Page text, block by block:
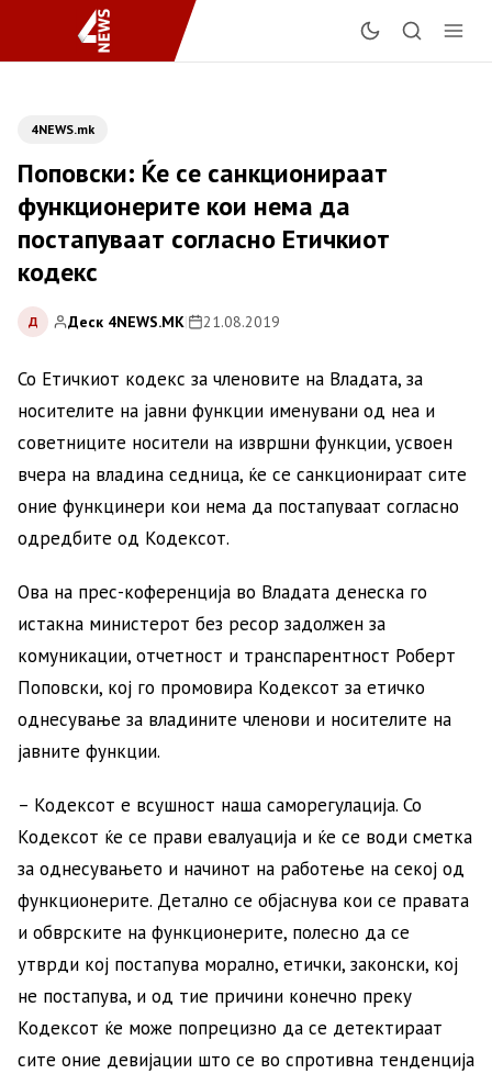
4NEWS.mk
Поповски: Ќе се санкционираат
функционерите кои нема да
постапуваат согласно Етичкиот
кодекс
Д Деск 4NEWS.MK| 21.08.2019
Со Етичкиот кодекс за членовите на Владата, за
носителите на јавни функции именувани од неа и
советниците носители на извршни функции, усвоен
вчера на владина седница, ќе се санкционираат сите
оние функцинери кои нема да постапуваат согласно
одредбите од Кодексот.
Ова на прес-коференција во Владата денеска го
истакна министерот без ресор задолжен за
комуникации, отчетност и транспарентност Роберт
Поповски, кој го промовира Кодексот за етичко
однесување за владините членови и носителите на
јавните функции.
– Кодексот е всушност наша саморегулација. Со
Кодексот ќе се прави евалуација и ќе се води сметка
за однесувањето и начинот на работење на секој од
функционерите. Детално се објаснува кои се правата
и обврските на функционерите, полесно да се
утврди кој постапува морално, етички, законски, кој
не постапува, и од тие причини конечно преку
Кодексот ќе може попрецизно да се детектираат
сите оние девијации што се во спротивна тенденција